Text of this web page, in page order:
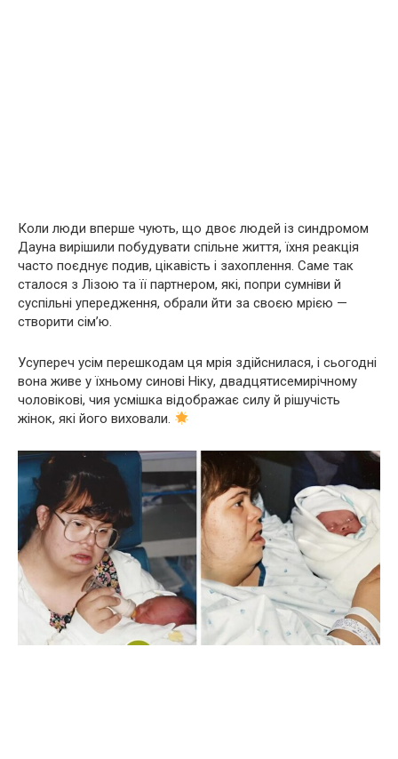
Коли люди вперше чують, що двоє людей із синдромом
Дауна вирішили побудувати спільне життя, їхня реакція
часто поєднує подив, цікавість і захоплення. Саме так
сталося з Лізою та її партнером, які, попри сумніви й
суспільні упередження, обрали йти за своєю мрією —
створити сім’ю.
Усупереч усім перешкодам ця мрія здійснилася, і сьогодні
вона живе у їхньому синові Ніку, двадцятисемирічному
чоловікові, чия усмішка відображає силу й рішучість
жінок, які його виховали.